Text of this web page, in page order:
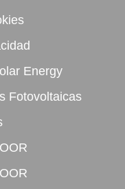
Energy
Fotovoltaicas